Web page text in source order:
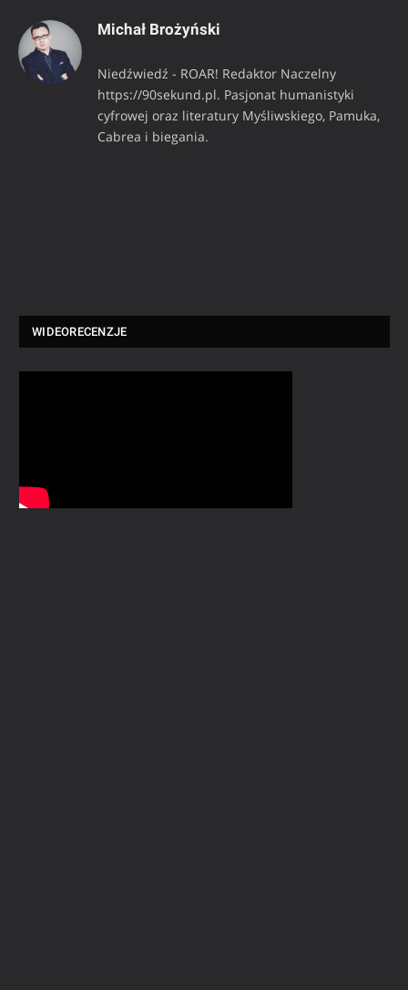
Michał Brożyński
Niedźwiedź - ROAR! Redaktor Naczelny
https://90sekund.pl. Pasjonat humanistyki
cyfrowej oraz literatury Myśliwskiego, Pamuka,
Cabrea i biegania.
WIDEORECENZJE